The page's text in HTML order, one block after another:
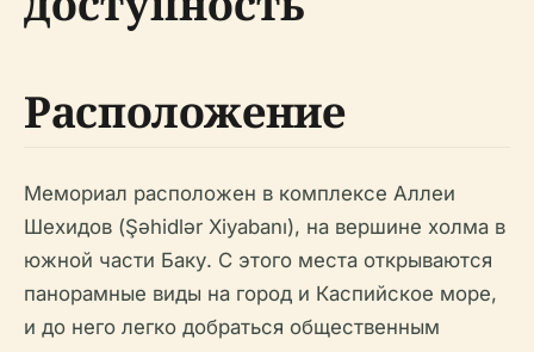
Расположение
Мемориал расположен в комплексе Аллеи
Шехидов (Şəhidlər Xiyabanı), на вершине холма в
южной части Баку. С этого места открываются
панорамные виды на город и Каспийское море,
и до него легко добраться общественным